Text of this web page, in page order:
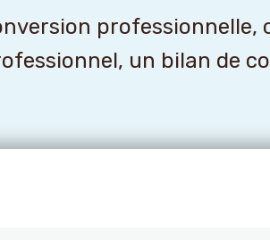
un bilan de